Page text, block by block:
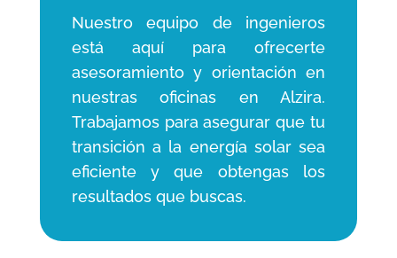
Nuestro equipo de ingenieros
está aquí para ofrecerte
asesoramiento y orientación en
nuestras oficinas en Alzira.
Trabajamos para asegurar que tu
transición a la energía solar sea
eficiente y que obtengas los
resultados que buscas.